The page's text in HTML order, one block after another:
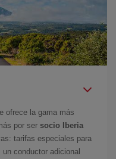
ofrece la gama más
por ser socio Iberia
tarifas especiales para
conductor adicional